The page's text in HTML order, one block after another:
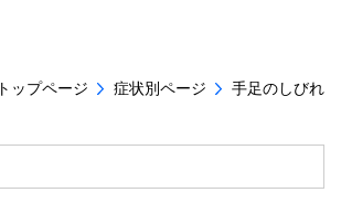
トップページ 症状別ページ 手足のしびれ